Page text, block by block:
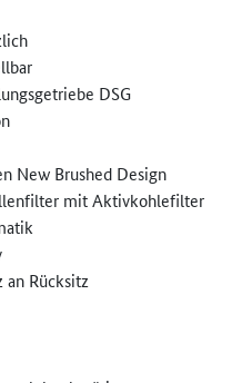
DSG
New Brushed Design
mit Aktivkohlefilter
Rücksitz